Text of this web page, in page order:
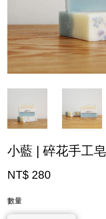
小藍 | 碎花手工皂
NT$ 280
數量